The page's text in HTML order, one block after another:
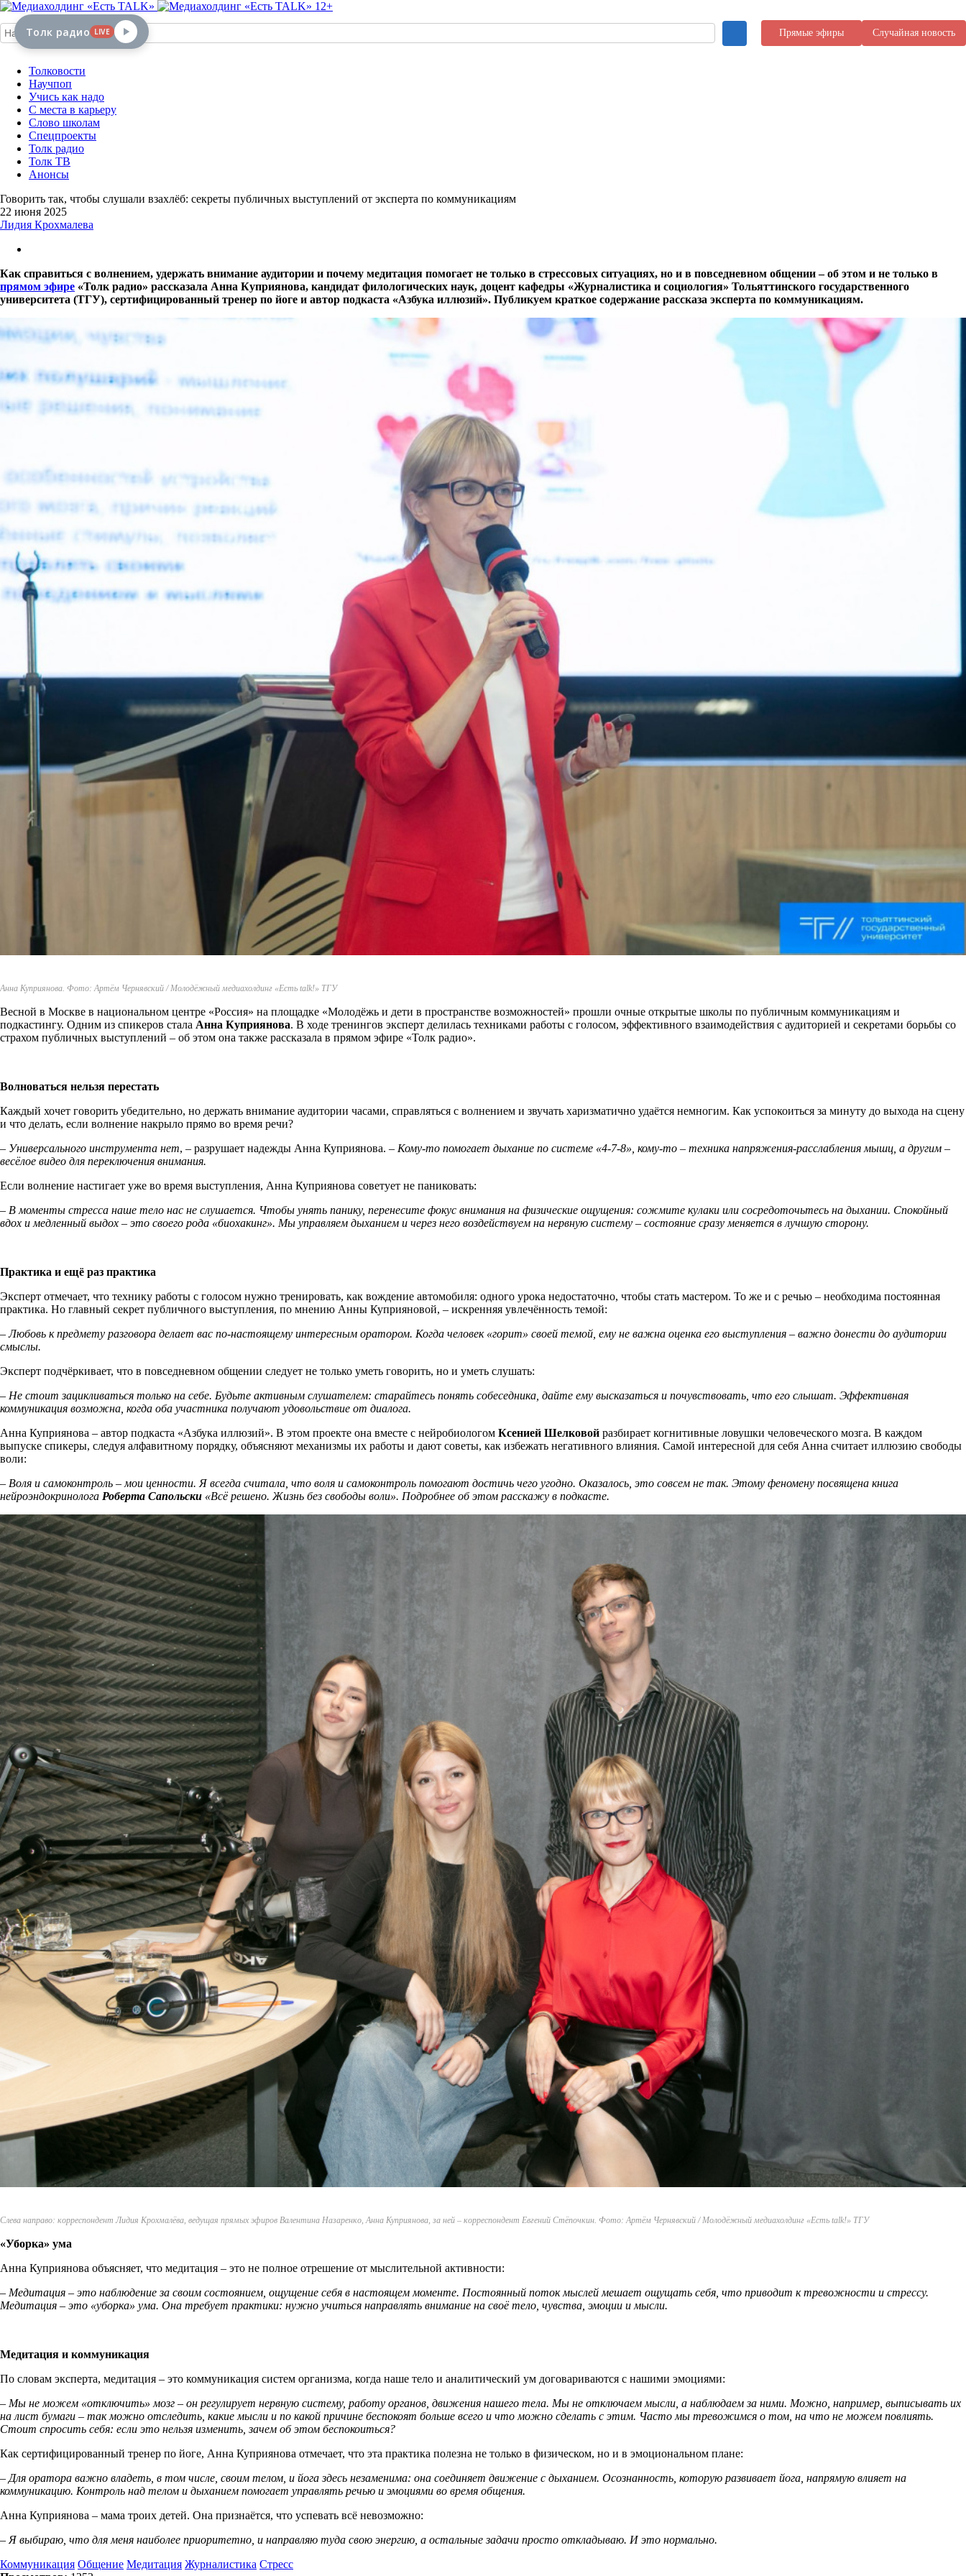
12+
Прямые эфиры Случайная новость
Толковости
Научпоп
Учись как надо
С места в карьеру
Слово школам
Спецпроекты
Толк радио
Толк ТВ
Анонсы
Говорить так, чтобы слушали взахлёб: секреты публичных выступлений от эксперта по коммуникациям
22 июня 2025
Лидия Крохмалева
Как справиться с волнением, удержать внимание аудитории и почему медитация помогает не только в стрессовых ситуациях, но и в повседневном общении – об этом и не только в
прямом эфире «Толк радио» рассказала Анна Куприянова, кандидат филологических наук, доцент кафедры «Журналистика и социология» Тольяттинского государственного
университета (ТГУ), сертифицированный тренер по йоге и автор подкаста «Азбука иллюзий». Публикуем краткое содержание рассказа эксперта по коммуникациям.
Анна Куприянова. Фото: Артём Чернявский / Молодёжный медиахолдинг «Есть talk!» ТГУ
Весной в Москве в национальном центре «Россия» на площадке «Молодёжь и дети в пространстве возможностей» прошли очные открытые школы по публичным коммуникациям и
подкастингу. Одним из спикеров стала Анна Куприянова. В ходе тренингов эксперт делилась техниками работы с голосом, эффективного взаимодействия с аудиторией и секретами борьбы со
страхом публичных выступлений – об этом она также рассказала в прямом эфире «Толк радио».
Волноваться нельзя перестать
Каждый хочет говорить убедительно, но держать внимание аудитории часами, справляться с волнением и звучать харизматично удаётся немногим. Как успокоиться за минуту до выхода на сцену
и что делать, если волнение накрыло прямо во время речи?
– Универсального инструмента нет, – разрушает надежды Анна Куприянова. – Кому-то помогает дыхание по системе «4-7-8», кому-то – техника напряжения-расслабления мышц, а другим –
весёлое видео для переключения внимания.
Если волнение настигает уже во время выступления, Анна Куприянова советует не паниковать:
– В моменты стресса наше тело нас не слушается. Чтобы унять панику, перенесите фокус внимания на физические ощущения: сожмите кулаки или сосредоточьтесь на дыхании. Спокойный
вдох и медленный выдох – это своего рода «биохакинг». Мы управляем дыханием и через него воздействуем на нервную систему – состояние сразу меняется в лучшую сторону.
Практика и ещё раз практика
Эксперт отмечает, что технику работы с голосом нужно тренировать, как вождение автомобиля: одного урока недостаточно, чтобы стать мастером. То же и с речью – необходима постоянная
практика. Но главный секрет публичного выступления, по мнению Анны Куприяновой, – искренняя увлечённость темой:
– Любовь к предмету разговора делает вас по-настоящему интересным оратором. Когда человек «горит» своей темой, ему не важна оценка его выступления – важно донести до аудитории
смыслы.
Эксперт подчёркивает, что в повседневном общении следует не только уметь говорить, но и уметь слушать:
– Не стоит зацикливаться только на себе. Будьте активным слушателем: старайтесь понять собеседника, дайте ему высказаться и почувствовать, что его слышат. Эффективная
коммуникация возможна, когда оба участника получают удовольствие от диалога.
Анна Куприянова – автор подкаста «Азбука иллюзий». В этом проекте она вместе с нейробиологом Ксенией Шелковой разбирает когнитивные ловушки человеческого мозга. В каждом
выпуске спикеры, следуя алфавитному порядку, объясняют механизмы их работы и дают советы, как избежать негативного влияния. Самой интересной для себя Анна считает иллюзию свободы
воли:
– Воля и самоконтроль – мои ценности. Я всегда считала, что воля и самоконтроль помогают достичь чего угодно. Оказалось, это совсем не так. Этому феномену посвящена книга
нейроэндокринолога Роберта Сапольски «Всё решено. Жизнь без свободы воли». Подробнее об этом расскажу в подкасте.
Слева направо: корреспондент Лидия Крохмалёва, ведущая прямых эфиров Валентина Назаренко, Анна Куприянова, за ней – корреспондент Евгений Стёпочкин. Фото: Артём Чернявский / Молодёжный медиахолдинг «Есть talk!» ТГУ
«Уборка» ума
Анна Куприянова объясняет, что медитация – это не полное отрешение от мыслительной активности:
– Медитация – это наблюдение за своим состоянием, ощущение себя в настоящем моменте. Постоянный поток мыслей мешает ощущать себя, что приводит к тревожности и стрессу.
Медитация – это «уборка» ума. Она требует практики: нужно учиться направлять внимание на своё тело, чувства, эмоции и мысли.
Медитация и коммуникация
По словам эксперта, медитация – это коммуникация систем организма, когда наше тело и аналитический ум договариваются с нашими эмоциями:
– Мы не можем «отключить» мозг – он регулирует нервную систему, работу органов, движения нашего тела. Мы не отключаем мысли, а наблюдаем за ними. Можно, например, выписывать их
на лист бумаги – так можно отследить, какие мысли и по какой причине беспокоят больше всего и что можно сделать с этим. Часто мы тревожимся о том, на что не можем повлиять.
Стоит спросить себя: если это нельзя изменить, зачем об этом беспокоиться?
Как сертифицированный тренер по йоге, Анна Куприянова отмечает, что эта практика полезна не только в физическом, но и в эмоциональном плане:
– Для оратора важно владеть, в том числе, своим телом, и йога здесь незаменима: она соединяет движение с дыханием. Осознанность, которую развивает йога, напрямую влияет на
коммуникацию. Контроль над телом и дыханием помогает управлять речью и эмоциями во время общения.
Анна Куприянова – мама троих детей. Она признаётся, что успевать всё невозможно:
– Я выбираю, что для меня наиболее приоритетно, и направляю туда свою энергию, а остальные задачи просто откладываю. И это нормально.
Коммуникация Общение Медитация Журналистика Стресс
Толк радио LIVE